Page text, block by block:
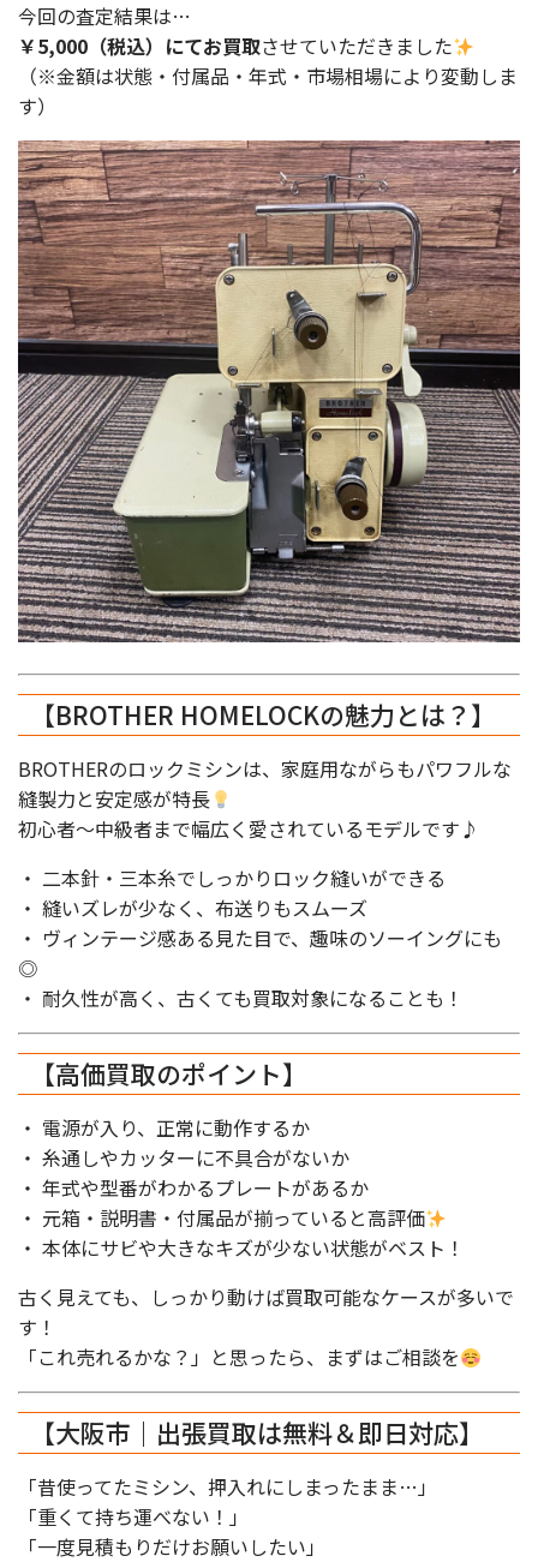
今回の査定結果は…
￥5,000（税込）にてお買取させていただきました
（※金額は状態・付属品・年式・市場相場により変動しま
す）
【BROTHER HOMELOCKの魅力とは？】
BROTHERのロックミシンは、家庭用ながらもパワフルな
縫製力と安定感が特長
初心者〜中級者まで幅広く愛されているモデルです♪
・ 二本針・三本糸でしっかりロック縫いができる
・ 縫いズレが少なく、布送りもスムーズ
・ ヴィンテージ感ある見た目で、趣味のソーイングにも
◎
・ 耐久性が高く、古くても買取対象になることも！
【高価買取のポイント】
・ 電源が入り、正常に動作するか
・ 糸通しやカッターに不具合がないか
・ 年式や型番がわかるプレートがあるか
・ 元箱・説明書・付属品が揃っていると高評価
・ 本体にサビや大きなキズが少ない状態がベスト！
古く見えても、しっかり動けば買取可能なケースが多いで
す！
「これ売れるかな？」と思ったら、まずはご相談を
【大阪市｜出張買取は無料＆即日対応】
「昔使ってたミシン、押入れにしまったまま…」
「重くて持ち運べない！」
「一度見積もりだけお願いしたい」